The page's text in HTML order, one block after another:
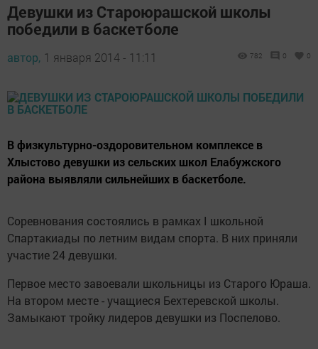
Девушки из Староюрашской школы
победили в баскетболе
автор, 1 января 2014 - 11:11 782 0 0
В физкультурно-оздоровительном комплексе в
Хлыстово девушки из сельских школ Елабужского
района выявляли сильнейших в баскетболе.
Соревнования состоялись в рамках I школьной
Спартакиады по летним видам спорта. В них приняли
участие 24 девушки.
Первое место завоевали школьницы из Старого Юраша.
На втором месте - учащиеся Бехтеревской школы.
Замыкают тройку лидеров девушки из Поспелово.